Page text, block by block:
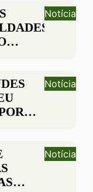
Notícia
Notícia
Notícia